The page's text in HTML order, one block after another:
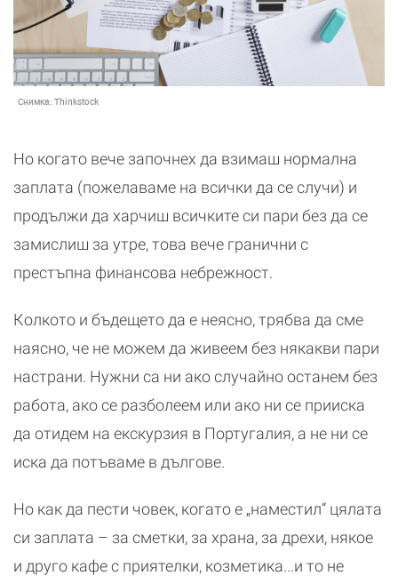
Снимка: Thinkstock
Но когато вече започнех да взимаш нормална
заплата (пожелаваме на всички да се случи) и
продължи да харчиш всичките си пари без да се
замислиш за утре, това вече гранични с
престъпна финансова небрежност.
Колкото и бъдещето да е неясно, трябва да сме
наясно, че не можем да живеем без някакви пари
настрани. Нужни са ни ако случайно останем без
работа, ако се разболеем или ако ни се прииска
да отидем на екскурзия в Португалия, а не ни се
иска да потъваме в дългове.
Но как да пести човек, когато е „наместил“ цялата
си заплата – за сметки, за храна, за дрехи, някое
и друго кафе с приятелки, козметика...и то не